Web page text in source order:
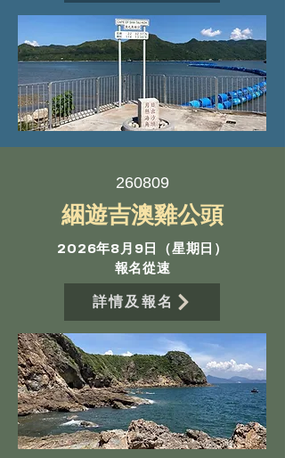
260809
綑遊吉澳雞公頭
2026年8月9日（星期日）
報名從速
詳情及報名